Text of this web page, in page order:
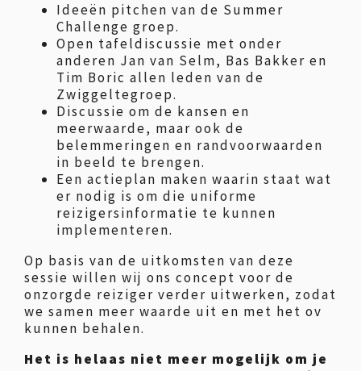
Ideeën pitchen van de Summer
Challenge groep.
Open tafeldiscussie met onder
anderen Jan van Selm, Bas Bakker en
Tim Boric allen leden van de
Zwiggeltegroep.
Discussie om de kansen en
meerwaarde, maar ook de
belemmeringen en randvoorwaarden
in beeld te brengen.
Een actieplan maken waarin staat wat
er nodig is om die uniforme
reizigersinformatie te kunnen
implementeren.
Op basis van de uitkomsten van deze
sessie willen wij ons concept voor de
onzorgde reiziger verder uitwerken, zodat
we samen meer waarde uit en met het ov
kunnen behalen.
Het is helaas niet meer mogelijk om je